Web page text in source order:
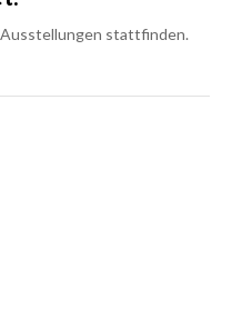
stattfinden.